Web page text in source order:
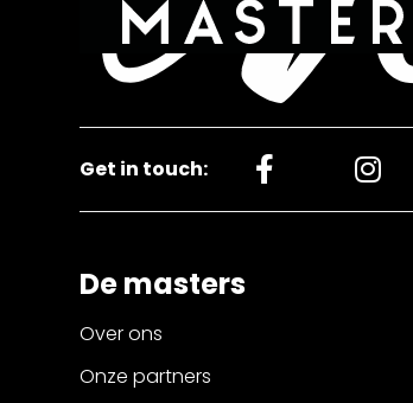
Get in touch:
De masters
Over ons
Onze partners